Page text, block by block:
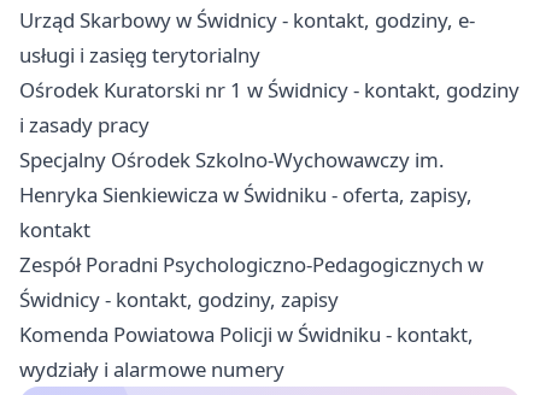
Urząd Skarbowy w Świdnicy - kontakt, godziny, e-
usługi i zasięg terytorialny
Ośrodek Kuratorski nr 1 w Świdnicy - kontakt, godziny
i zasady pracy
Specjalny Ośrodek Szkolno-Wychowawczy im.
Henryka Sienkiewicza w Świdniku - oferta, zapisy,
kontakt
Zespół Poradni Psychologiczno-Pedagogicznych w
Świdnicy - kontakt, godziny, zapisy
Komenda Powiatowa Policji w Świdniku - kontakt,
wydziały i alarmowe numery